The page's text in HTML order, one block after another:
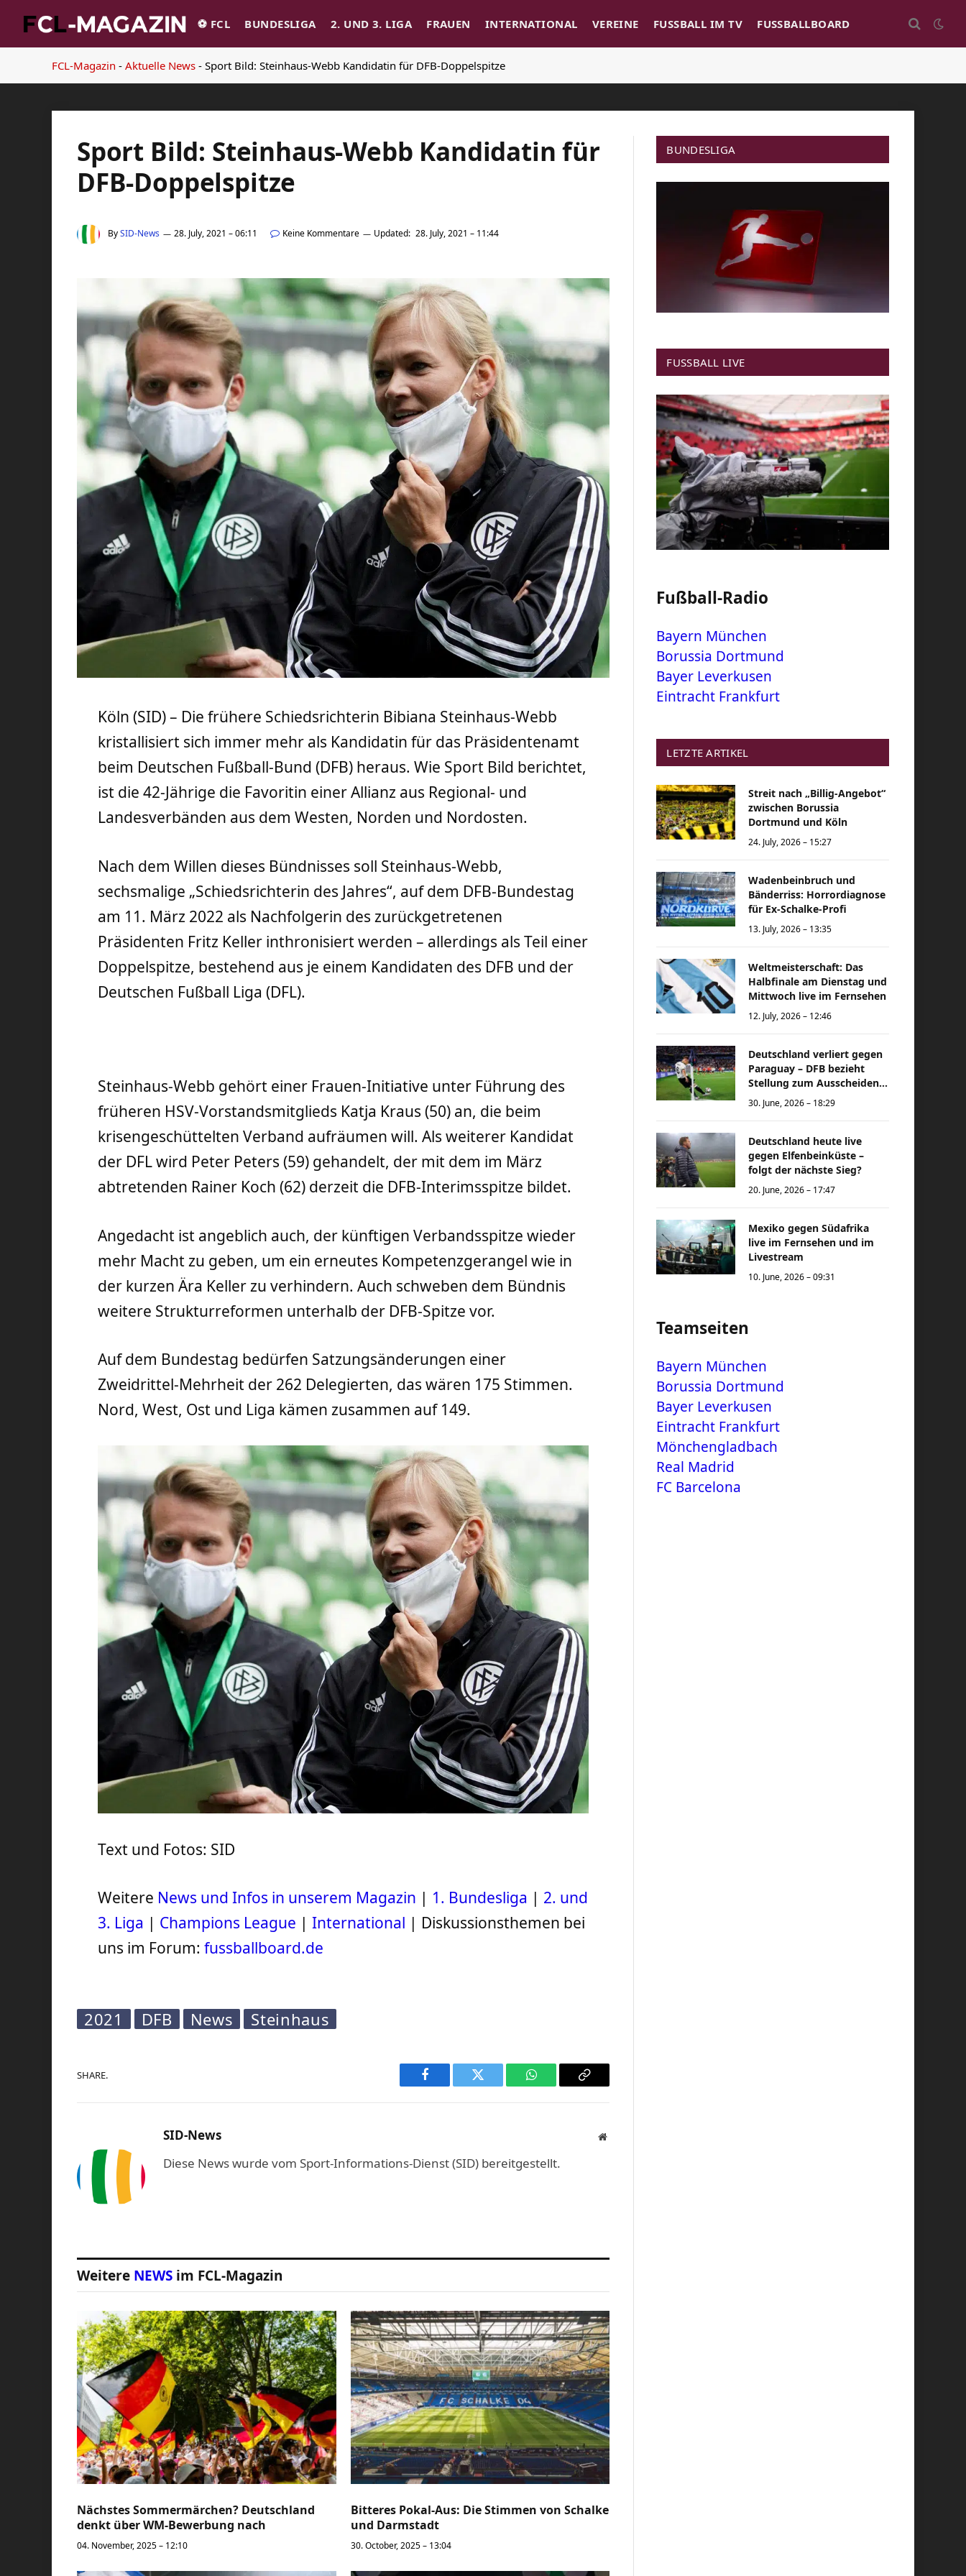
⚽️ FCL BUNDESLIGA 2. UND 3. LIGA FRAUEN INTERNATIONAL VEREINE FUSSBALL IM TV FUSSBALLBOARD
FCL-Magazin - Aktuelle News - Sport Bild: Steinhaus-Webb Kandidatin für DFB-Doppelspitze
Sport Bild: Steinhaus-Webb Kandidatin für
DFB-Doppelspitze
BySID-News 28. July, 2021 – 06:11 Keine Kommentare Updated: 28. July, 2021 – 11:44
Köln (SID) – Die frühere Schiedsrichterin Bibiana Steinhaus-Webb
kristallisiert sich immer mehr als Kandidatin für das Präsidentenamt
beim Deutschen Fußball-Bund (DFB) heraus. Wie Sport Bild berichtet,
ist die 42-Jährige die Favoritin einer Allianz aus Regional- und
Landesverbänden aus dem Westen, Norden und Nordosten.
Nach dem Willen dieses Bündnisses soll Steinhaus-Webb,
sechsmalige „Schiedsrichterin des Jahres“, auf dem DFB-Bundestag
am 11. März 2022 als Nachfolgerin des zurückgetretenen
Präsidenten Fritz Keller inthronisiert werden – allerdings als Teil einer
Doppelspitze, bestehend aus je einem Kandidaten des DFB und der
Deutschen Fußball Liga (DFL).
Steinhaus-Webb gehört einer Frauen-Initiative unter Führung des
früheren HSV-Vorstandsmitglieds Katja Kraus (50) an, die beim
krisengeschüttelten Verband aufräumen will. Als weiterer Kandidat
der DFL wird Peter Peters (59) gehandelt, der mit dem im März
abtretenden Rainer Koch (62) derzeit die DFB-Interimsspitze bildet.
Angedacht ist angeblich auch, der künftigen Verbandsspitze wieder
mehr Macht zu geben, um ein erneutes Kompetenzgerangel wie in
der kurzen Ära Keller zu verhindern. Auch schweben dem Bündnis
weitere Strukturreformen unterhalb der DFB-Spitze vor.
Auf dem Bundestag bedürfen Satzungsänderungen einer
Zweidrittel-Mehrheit der 262 Delegierten, das wären 175 Stimmen.
Nord, West, Ost und Liga kämen zusammen auf 149.
Text und Fotos: SID
Weitere News und Infos in unserem Magazin | 1. Bundesliga | 2. und
3. Liga | Champions League |International | Diskussionsthemen bei
uns im Forum:fussballboard.de
2021 DFB News Steinhaus
SHARE.
Facebook Twitter WhatsAppCopy
SID-News Website
Diese News wurde vom Sport-Informations-Dienst (SID) bereitgestellt.
Weitere NEWS im FCL-Magazin
Nächstes Sommermärchen? Deutschland
denkt über WM-Bewerbung nach
04. November, 2025 – 12:10
Bitteres Pokal-Aus: Die Stimmen von Schalke
und Darmstadt
30. October, 2025 – 13:04
BUNDESLIGA
FUSSBALL LIVE
Fußball-Radio
Bayern München
Borussia Dortmund
Bayer Leverkusen
Eintracht Frankfurt
LETZTE ARTIKEL
Streit nach „Billig-Angebot“
zwischen Borussia
Dortmund und Köln
24. July, 2026 – 15:27
Wadenbeinbruch und
Bänderriss: Horrordiagnose
für Ex-Schalke-Profi
13. July, 2026 – 13:35
Weltmeisterschaft: Das
Halbfinale am Dienstag und
Mittwoch live im Fernsehen
12. July, 2026 – 12:46
Deutschland verliert gegen
Paraguay – DFB bezieht
Stellung zum Ausscheiden
bei der Weltmeisterschaft
30. June, 2026 – 18:29
Deutschland heute live
gegen Elfenbeinküste –
folgt der nächste Sieg?
20. June, 2026 – 17:47
Mexiko gegen Südafrika
live im Fernsehen und im
Livestream
10. June, 2026 – 09:31
Teamseiten
Bayern München
Borussia Dortmund
Bayer Leverkusen
Eintracht Frankfurt
Mönchengladbach
Real Madrid
FC Barcelona